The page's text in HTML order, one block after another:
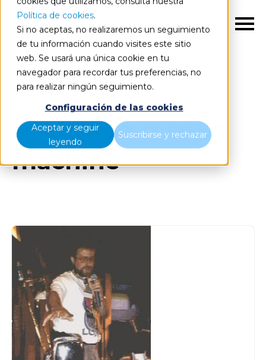
Política de cookies.
Si no aceptas, no realizaremos un seguimiento
de tu información cuando visites este sitio
web. Se usará una única cookie en tu
navegador para recordar tus preferencias, no
para realizar ningún seguimiento.
Configuración de las cookies
Aceptar y seguir
leyendo
Suscribirse y rechazar
ES
Blog Todos los artículos
Posts about coke
machine